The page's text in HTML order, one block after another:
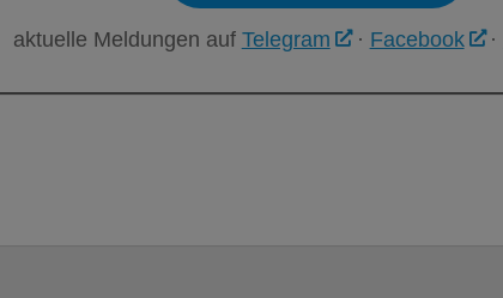
aktuelle Meldungen auf Telegram · Facebook ·